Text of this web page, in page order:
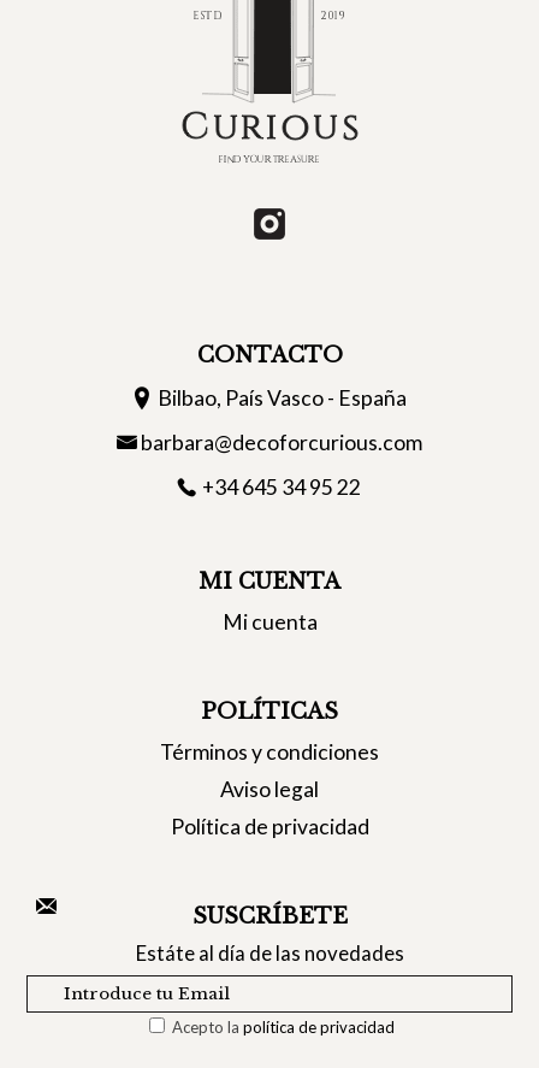
CONTACTO
Bilbao, País Vasco - España
barbara@decoforcurious.com
+34 645 34 95 22
MI CUENTA
Mi cuenta
POLÍTICAS
Términos y condiciones
Aviso legal
Política de privacidad
SUSCRÍBETE
Estáte al día de las novedades
Acepto la política de privacidad